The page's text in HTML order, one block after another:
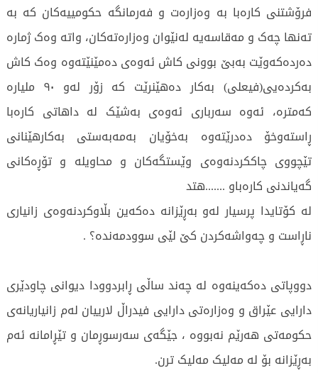
فرۆشتنی کارەبا بە وەزارەت و فەرمانگە حکومییەکان کە بە
تەنها چەک و مەقاسەیە لەنێوان وەزارەتەکان، واتە وەک ژمارە
دەردەکەوێت بەبێ بوونی کاش ئەوەی دەمێنێتەوە وەک کاش
بەكردەیی(فیعلی) بەکار دەهێنرێت کە زۆر لەو ٩٠ ملیارە
کەمترە، ئەوە سەرباری ئەوەی بەشێک لە داهاتی کارەبا
ڕاستەوخۆ دەدرێتەوە بەخۆیان بەمەبەستی بەکارهێنانی
تێچووی چاکكردنەوەی وێستگەکان و محاویلە و تۆڕەکانی
گەیاندنی کارەباو .......هتد
لە کۆتایدا پرسیار لەو بەڕێزانە دەکەین بڵاوکردنەوەی زانیاری
ناڕاست و چەواشەکردن کێ لێی سوودمەندە؟ .
دووپاتی دەکەینەوە لە چەند ساڵی ڕابردوودا دیوانی چاودێری
دارایی عێراق و وەزارەتی دارایی فیدراڵ لارییان لەم زانیاریانەی
حکومەتی هەرێم نەبووە ، جێگەی سەرسوڕمان و تێڕامانە ئەم
بەڕێزانە بۆ لە مەلیک مەلیک ترن.